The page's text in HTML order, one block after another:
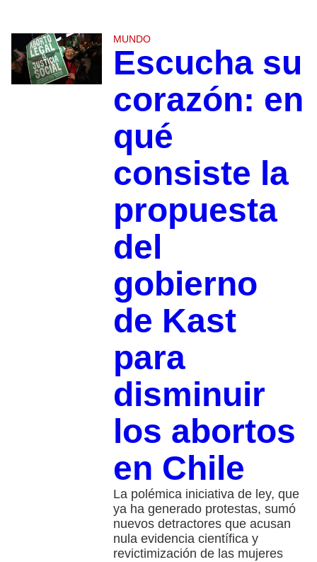
MUNDO
Escucha su
corazón: en
qué
consiste la
propuesta
del
gobierno
de Kast
para
disminuir
los abortos
en Chile
La polémica iniciativa de ley, que
ya ha generado protestas, sumó
nuevos detractores que acusan
nula evidencia científica y
revictimización de las mujeres